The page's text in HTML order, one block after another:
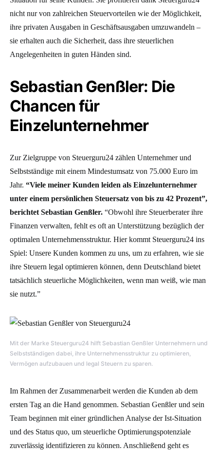
nicht nur von zahlreichen Steuervorteilen wie der Möglichkeit,
ihre privaten Ausgaben in Geschäftsausgaben umzuwandeln –
sie erhalten auch die Sicherheit, dass ihre steuerlichen
Angelegenheiten in guten Händen sind.
Sebastian Genßler: Die
Chancen für
Einzelunternehmer
Zur Zielgruppe von Steuerguru24 zählen Unternehmer und
Selbstständige mit einem Mindestumsatz von 75.000 Euro im
Jahr. “Viele meiner Kunden leiden als Einzelunternehmer
unter einem persönlichen Steuersatz von bis zu 42 Prozent”,
berichtet Sebastian Genßler. “Obwohl ihre Steuerberater ihre
Finanzen verwalten, fehlt es oft an Unterstützung bezüglich der
optimalen Unternehmensstruktur. Hier kommt Steuerguru24 ins
Spiel: Unsere Kunden kommen zu uns, um zu erfahren, wie sie
ihre Steuern legal optimieren können, denn Deutschland bietet
tatsächlich steuerliche Möglichkeiten, wenn man weiß, wie man
sie nutzt.”
Mit der Marke Steuerguru24 hilft Sebastian Genßler Unternehmern und
Selbstständigen dabei, ihre Unternehmensstruktur zu optimieren,
Vermögen aufzubauen und legal Steuern zu sparen.
Im Rahmen der Zusammenarbeit werden die Kunden ab dem
ersten Tag an die Hand genommen. Sebastian Genßler und sein
Team beginnen mit einer gründlichen Analyse der Ist-Situation
und des Status quo, um steuerliche Optimierungspotenziale
zuverlässig identifizieren zu können. Anschließend geht es